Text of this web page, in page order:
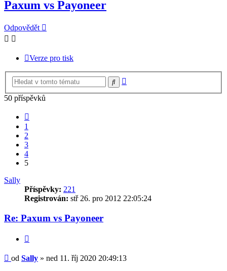
Paxum vs Payoneer
Odpovědět
Verze pro tisk
Hledat
50 příspěvků
1
2
3
4
5
Sally
Příspěvky: 221
Registrován: stř 26. pro 2012 22:05:24
Re: Paxum vs Payoneer
Příspěvek
od Sally » ned 11. říj 2020 20:49:13